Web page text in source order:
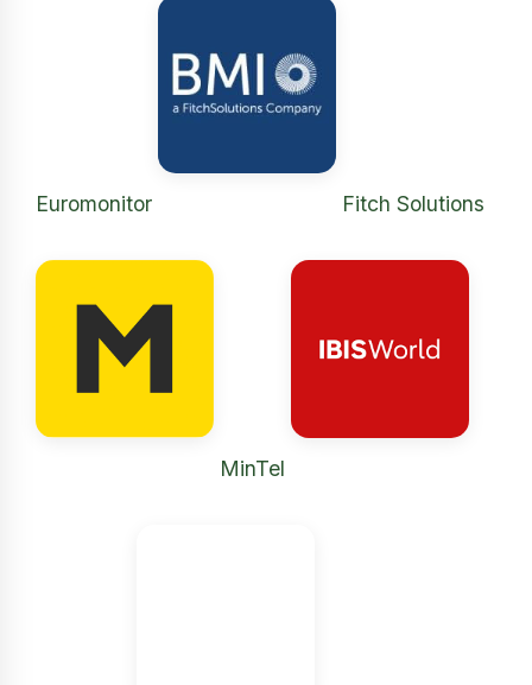
Euromonitor Fitch Solutions
MinTel